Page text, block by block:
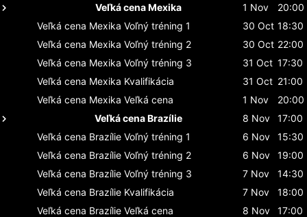
Veľká cena Mexika
1 Nov
20:00
Veľká cena Mexika Voľný tréning 1 30 Oct 18:30
Veľká cena Mexika Voľný tréning 2 30 Oct 22:00
Veľká cena Mexika Voľný tréning 3 31 Oct 17:30
Veľká cena Mexika Kvalifikácia 31 Oct 21:00
Veľká cena Mexika Veľká cena 1 Nov
20:00
Veľká cena Brazílie
8 Nov
17:00
Veľká cena Brazílie Voľný tréning 1 6 Nov
15:30
Veľká cena Brazílie Voľný tréning 2 6 Nov
19:00
Veľká cena Brazílie Voľný tréning 3 7 Nov
14:30
Veľká cena Brazílie Kvalifikácia 7 Nov
18:00
Veľká cena Brazílie Veľká cena 8 Nov
17:00